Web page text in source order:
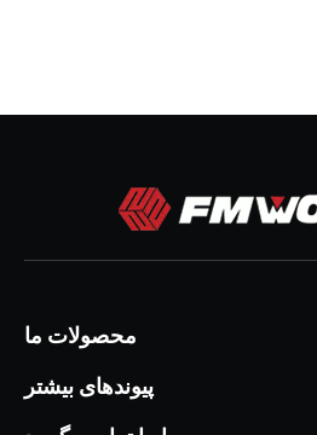
محصولات ما
پیوندهای بیشتر